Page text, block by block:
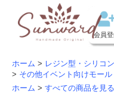
会員
ホーム > レジン型・シリコ
> その他イベント向けモール
ホーム > すべての商品を見る